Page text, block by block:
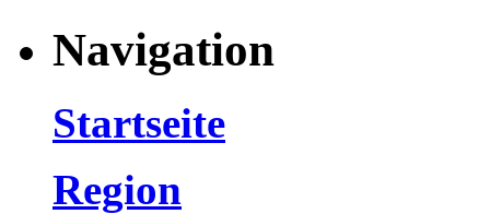
Navigation
Startseite
Region